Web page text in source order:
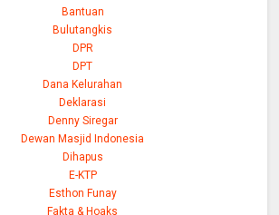
Bantuan
Bulutangkis
DPR
DPT
Dana Kelurahan
Deklarasi
Denny Siregar
Dewan Masjid Indonesia
Dihapus
E-KTP
Esthon Funay
Fakta & Hoaks